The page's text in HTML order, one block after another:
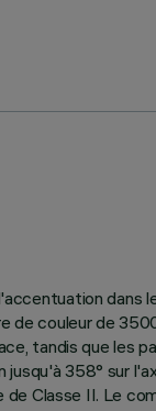
dans
de couleur de
tandis que
358° sur
de Classe II. Le